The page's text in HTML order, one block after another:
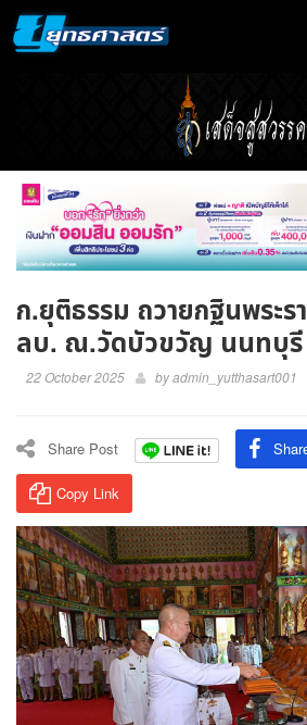
ก.ยุติธรรม ถวายกฐินพระ
ลบ. ณ.วัดบัวขวัญ นนทบุรี
22 October 2025 byadmin_yutthasart001
Share Post
Copy Link